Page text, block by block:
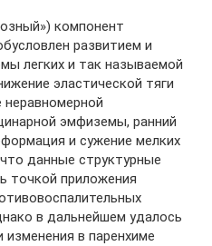
компонент
развитием и
легких и так называемой
эластической тяги
неравномерной
эмфиземы, ранний
и сужение мелких
данные структурные
точкой приложения
в дальнейшем удалось
в паренхиме